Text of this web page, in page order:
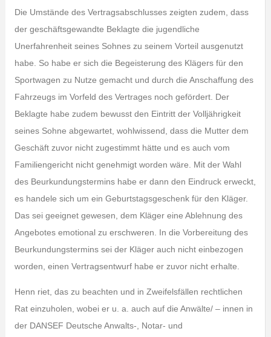
Die Umstände des Vertragsabschlusses zeigten zudem, dass
der geschäftsgewandte Beklagte die jugendliche
Unerfahrenheit seines Sohnes zu seinem Vorteil ausgenutzt
habe. So habe er sich die Begeisterung des Klägers für den
Sportwagen zu Nutze gemacht und durch die Anschaffung des
Fahrzeugs im Vorfeld des Vertrages noch gefördert. Der
Beklagte habe zudem bewusst den Eintritt der Volljährigkeit
seines Sohne abgewartet, wohlwissend, dass die Mutter dem
Geschäft zuvor nicht zugestimmt hätte und es auch vom
Familiengericht nicht genehmigt worden wäre. Mit der Wahl
des Beurkundungstermins habe er dann den Eindruck erweckt,
es handele sich um ein Geburtstagsgeschenk für den Kläger.
Das sei geeignet gewesen, dem Kläger eine Ablehnung des
Angebotes emotional zu erschweren. In die Vorbereitung des
Beurkundungstermins sei der Kläger auch nicht einbezogen
worden, einen Vertragsentwurf habe er zuvor nicht erhalte.
Henn riet, das zu beachten und in Zweifelsfällen rechtlichen
Rat einzuholen, wobei er u. a. auch auf die Anwälte/ – innen in
der DANSEF Deutsche Anwalts-, Notar- und